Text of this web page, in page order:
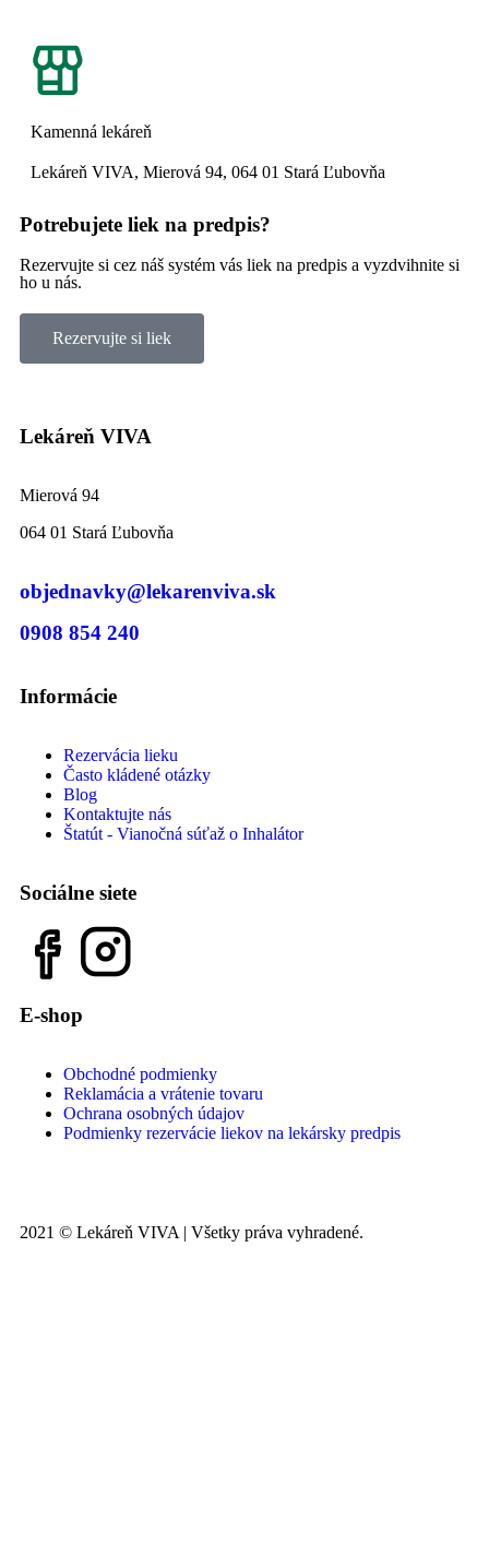
Kamenná lekáreň
Lekáreň VIVA, Mierová 94, 064 01 Stará Ľubovňa
Potrebujete liek na predpis?
Rezervujte si cez náš systém vás liek na predpis a vyzdvihnite si
ho u nás.
Rezervujte si liek
Lekáreň VIVA
Mierová 94
064 01 Stará Ľubovňa
objednavky@lekarenviva.sk
0908 854 240
Informácie
Rezervácia lieku
Často kládené otázky
Blog
Kontaktujte nás
Štatút - Vianočná súťaž o Inhalátor
Sociálne siete
E-shop
Obchodné podmienky
Reklamácia a vrátenie tovaru
Ochrana osobných údajov
Podmienky rezervácie liekov na lekársky predpis
2021 © Lekáreň VIVA | Všetky práva vyhradené.